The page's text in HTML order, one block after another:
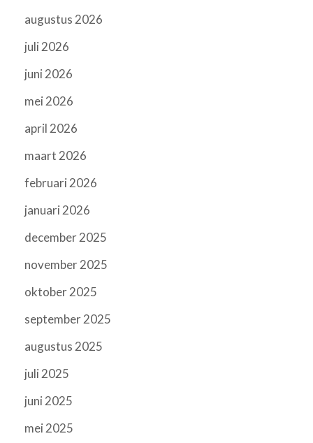
augustus 2026
juli 2026
juni 2026
mei 2026
april 2026
maart 2026
februari 2026
januari 2026
december 2025
november 2025
oktober 2025
september 2025
augustus 2025
juli 2025
juni 2025
mei 2025